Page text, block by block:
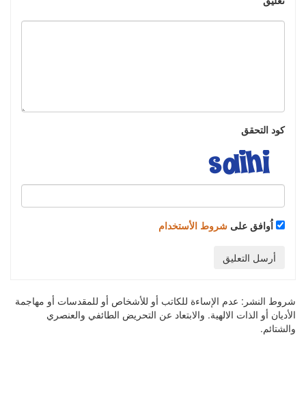
كود التحقق
اُوافق على شروط الأستخدام
أرسل التعليق
شروط النشر: عدم الإساءة للكاتب أو للأشخاص أو للمقدسات أو مهاجمة
الأديان أو الذات الالهية. والابتعاد عن التحريض الطائفي والعنصري
والشتائم.